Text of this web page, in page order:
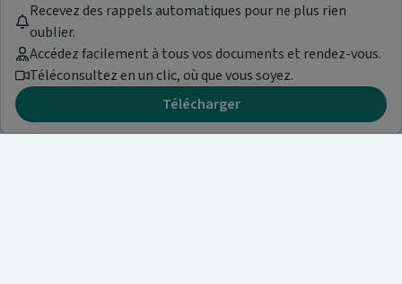
Recevez des rappels automatiques pour ne plus rien
oublier.
Accédez facilement à tous vos documents et rendez-vous.
Téléconsultez en un clic, où que vous soyez.
Télécharger